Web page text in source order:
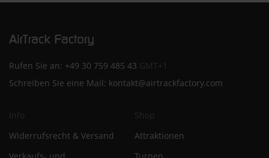
Rufen Sie an: +49 30 759 485 43 GMT+1
Schreiben Sie eine Mail: kontakt@airtrackfactory.com
Info
Widerrufsrecht & Versand
Shop
Attraktionen